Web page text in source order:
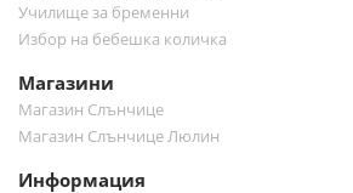
Училище за бременни
Избор на бебешка количка
Магазини
Магазин Слънчице
Магазин Слънчице Люлин
Информация